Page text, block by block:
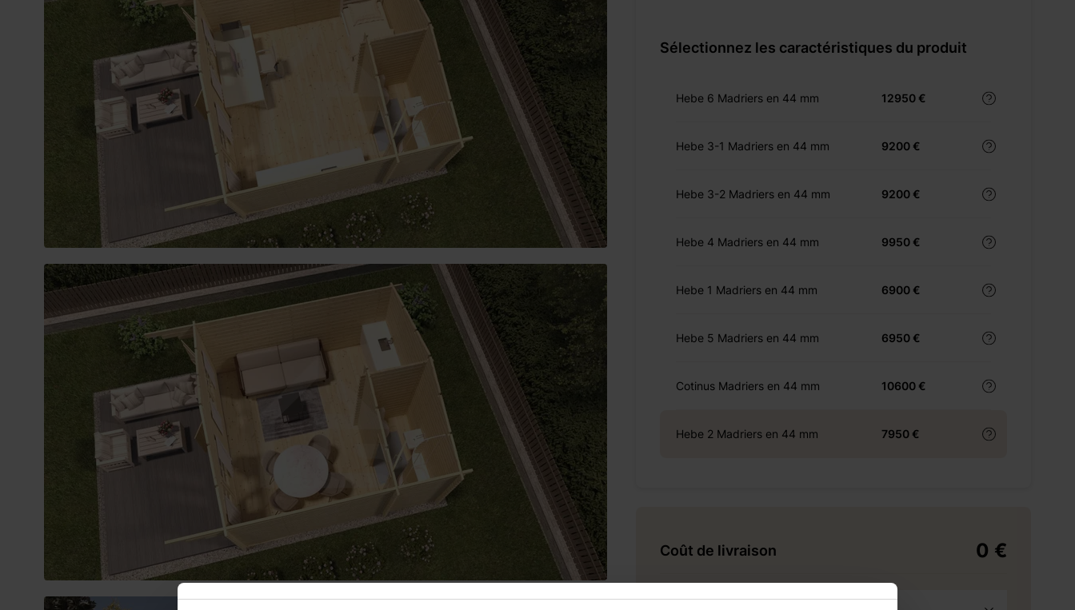
Sélectionnez les caractéristiques du produit
Hebe 6 Madriers en 44 mm 12950 €
Hebe 3-1 Madriers en 44 mm 9200 €
Hebe 3-2 Madriers en 44 mm 9200 €
Hebe 4 Madriers en 44 mm 9950 €
Hebe 1 Madriers en 44 mm 6900 €
Hebe 5 Madriers en 44 mm 6950 €
Cotinus Madriers en 44 mm 10600 €
Hebe 2 Madriers en 44 mm 7950 €
Coût de livraison 0 €